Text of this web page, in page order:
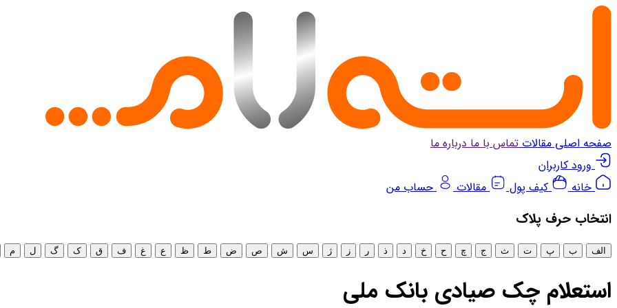
صفحه اصلیمقالاتتماس با مادرباره ما
ورود کاربران
خانه
کیف پول مقالات حساب من
انتخاب‌ حرف پلاک
الف ب پ ت ث ج چ ح خ د ذ ر ز ژ س ش ص ض ط ظ ع غ ف ق ک گ ل م
استعلام چک صیادی بانک ملی